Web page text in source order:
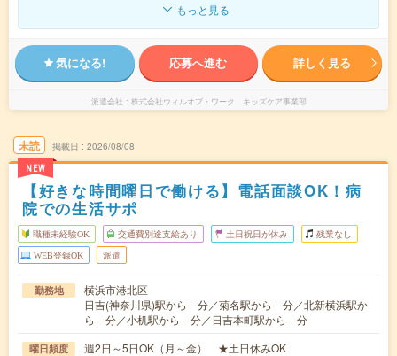
もっと見る
気になる! 応募へ進む 詳しく見る
派遣会社 株式会社ウィルオブ・ワーク キッズケア事業部
未読
NEW
掲載日 2026/08/08
【好きな時間曜日で働ける】電話面談OK！病
院での生活サポ
職種未経験OK 交通費別途支給あり 土日祝日が休み 残業なし
WEB登録OK 派遣
勤務地
横浜市港北区
日吉(神奈川県)駅から---分／菊名駅から---分／北新横浜駅か
ら---分／小机駅から---分／日吉本町駅から---分
曜日頻度 週2日～5日OK（月～金） ★土日休みOK